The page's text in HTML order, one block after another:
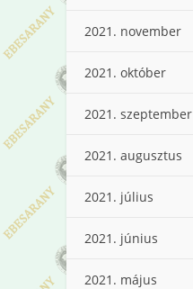
2021. november
2021. október
2021. szeptember
2021. augusztus
2021. július
2021. június
2021. május